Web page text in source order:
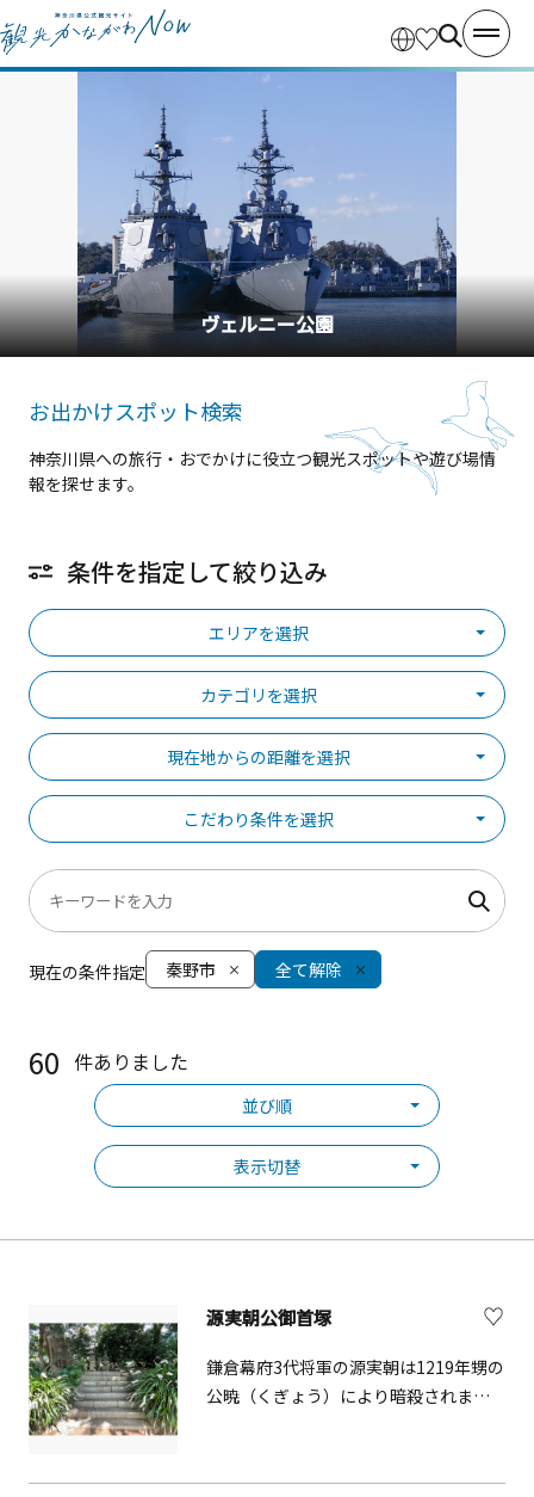
横浜中華街
お出かけスポット検索
神奈川県への旅行・おでかけに役立つ観光スポットや遊び場情
報を探せます。
条件を指定して絞り込み
エリアを選択
カテゴリを選択
現在地からの距離を選択
こだわり条件を選択
現在の条件指定 秦野市 全て解除
60 件ありました
並び順
表示切替
源実朝公御首塚
鎌倉幕府3代将軍の源実朝は1219年甥の
公暁（くぎょう）により暗殺されまし
は、その家来により秦野のこの地に密